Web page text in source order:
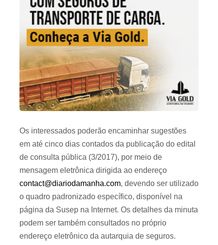
Os interessados poderão encaminhar sugestões
em até cinco dias contados da publicação do edital
de consulta pública (3/2017), por meio de
mensagem eletrônica dirigida ao endereço
contact@diariodamanha.com, devendo ser utilizado
o quadro padronizado específico, disponível na
página da Susep na Internet. Os detalhes da minuta
podem ser também consultados no próprio
endereço eletrônico da autarquia de seguros.